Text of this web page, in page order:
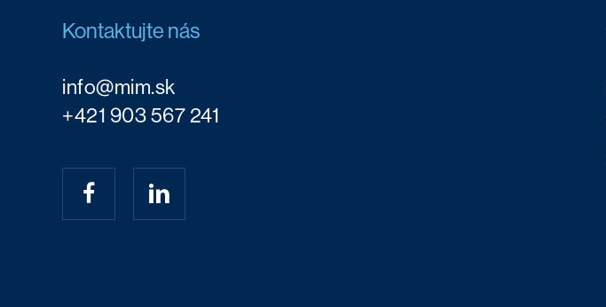
Kontaktujte nás
info@mim.sk
+421 903 567 241